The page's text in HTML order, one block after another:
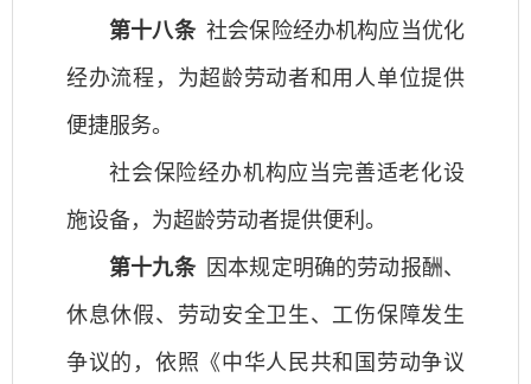
第十八条社会保险经办机构应当优化
经办流程，为超龄劳动者和用人单位提供
便捷服务。
社会保险经办机构应当完善适老化设
施设备，为超龄劳动者提供便利。
第十九条因本规定明确的劳动报酬、
休息休假、劳动安全卫生、工伤保障发生
争议的，依照《中华人民共和国劳动争议